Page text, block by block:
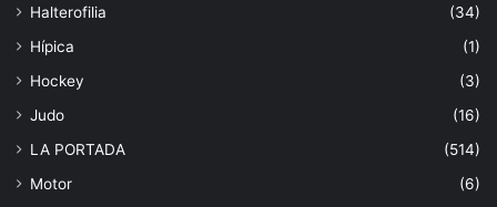
Halterofilia
(34)
Hípica
(1)
Hockey
(3)
Judo
(16)
LA PORTADA
(514)
Motor
(6)